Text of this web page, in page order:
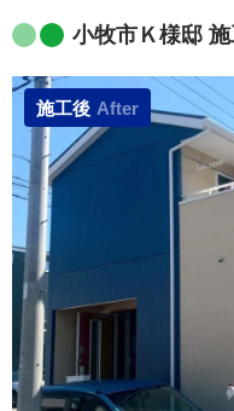
小牧市Ｋ様邸
施工後 After